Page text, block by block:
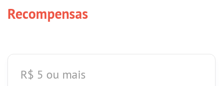
Recompensas
R$ 5 ou mais